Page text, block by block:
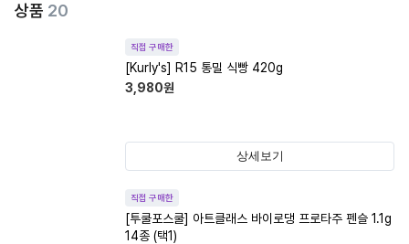
상품 20
직접 구매한
[Kurly's] R15 통밀 식빵 420g
3,980원
상세보기
직접 구매한
[투쿨포스쿨] 아트클래스 바이로댕 프로타주 펜슬 1.1g
14종 (택1)